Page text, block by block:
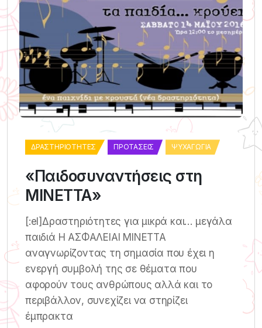
ΔΡΑΣΤΗΡΙΌΤΗΤΕΣ ΠΡΟΤΆΣΕΙΣ ΨΥΧΑΓΩΓΊΑ
«Παιδοσυναντήσεις στη
ΜΙΝΕΤΤΑ»
[:el]Δραστηριότητες για μικρά και… μεγάλα
παιδιά Η ΑΣΦΑΛΕΙΑΙ ΜΙΝΕΤΤΑ
αναγνωρίζοντας τη σημασία που έχει η
ενεργή συμβολή της σε θέματα που
αφορούν τους ανθρώπους αλλά και το
περιβάλλον, συνεχίζει να στηρίζει
έμπρακτα